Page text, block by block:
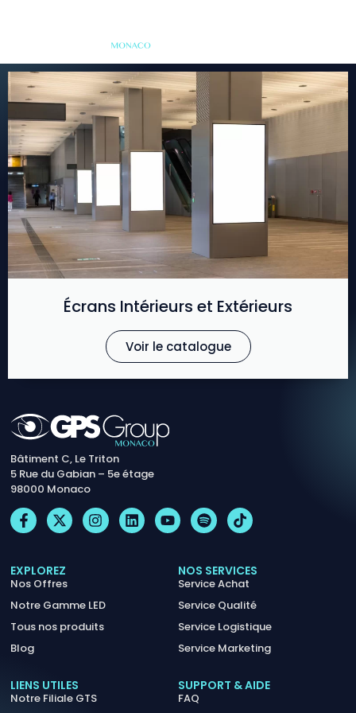
Écrans Intérieurs et Extérieurs
Voir le catalogue
Bâtiment C, Le Triton
5 Rue du Gabian – 5e étage
98000 Monaco
EXPLOREZ
Nos Offres
Notre Gamme LED
Tous nos produits
Blog
NOS SERVICES
Service Achat
Service Qualité
Service Logistique
Service Marketing
LIENS UTILES
Notre Filiale GTS
SUPPORT & AIDE
FAQ